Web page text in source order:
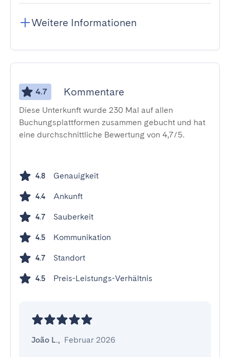
Weitere Informationen
4.7 Kommentare
Diese Unterkunft wurde 230 Mal auf allen
Buchungsplattformen zusammen gebucht und hat
eine durchschnittliche Bewertung von 4,7/5.
4.8 Genauigkeit
4.4 Ankunft
4.7 Sauberkeit
4.5 Kommunikation
4.7 Standort
4.5 Preis-Leistungs-Verhältnis
João L., Februar 2026